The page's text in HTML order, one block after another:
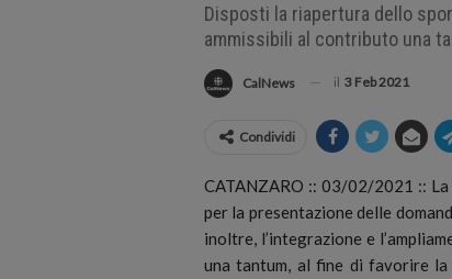
Disposti la riapertura dello
ammissibili al contributo una
CalNews il 3 Feb 2021
Condividi
CATANZARO :: 03/02/2021 :: L
per la presentazione delle
inoltre, l’integrazione e
una tantum, al fine di favorire